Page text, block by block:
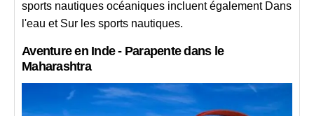
sports nautiques océaniques incluent également Dans
l'eau et Sur les sports nautiques.
Aventure en Inde - Parapente dans le
Maharashtra